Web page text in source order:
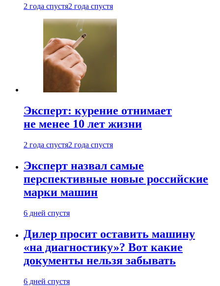
2 года спустя2 года спустя
Эксперт: курение отнимает
не менее 10 лет жизни
2 года спустя2 года спустя
Эксперт назвал самые
перспективные новые российские
марки машин
6 дней спустя
Дилер просит оставить машину
«на диагностику»? Вот какие
документы нельзя забывать
6 дней спустя